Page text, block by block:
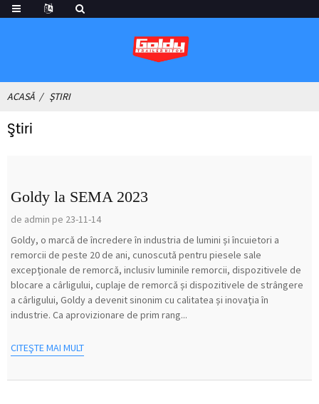
ACASĂ ŞTIRI
Ştiri
Goldy la SEMA 2023
de admin pe 23-11-14
Goldy, o marcă de încredere în industria de lumini și încuietori a
remorcii de peste 20 de ani, cunoscută pentru piesele sale
excepționale de remorcă, inclusiv luminile remorcii, dispozitivele de
blocare a cârligului, cuplaje de remorcă și dispozitivele de strângere
a cârligului, Goldy a devenit sinonim cu calitatea și inovația în
industrie. Ca aprovizionare de prim rang...
CITEŞTE MAI MULT